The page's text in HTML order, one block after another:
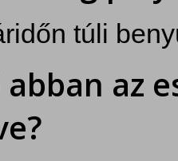
túli
az